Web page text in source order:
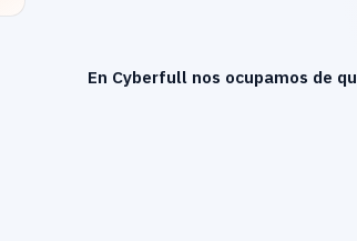
En Cyberfull nos ocupamos de